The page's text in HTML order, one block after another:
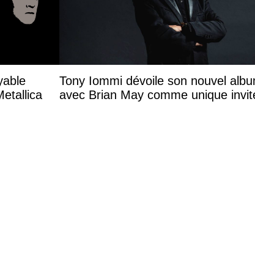
Tony Iommi dévoile son nouvel
avec Brian May comme unique